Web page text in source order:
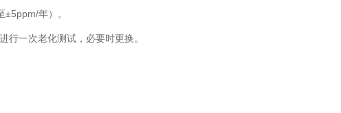
年）。
行一次老化测试，必要时更换。